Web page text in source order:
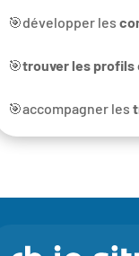
🎯développer les
🎯trouver les profils
🎯accompagner les